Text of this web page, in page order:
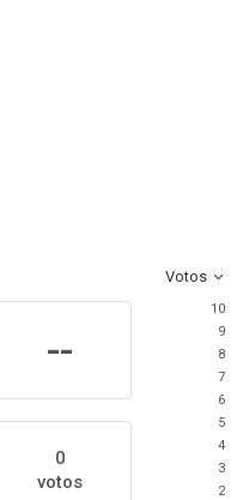
Votos
--
0
votos
10
9
8
7
6
5
4
3
2